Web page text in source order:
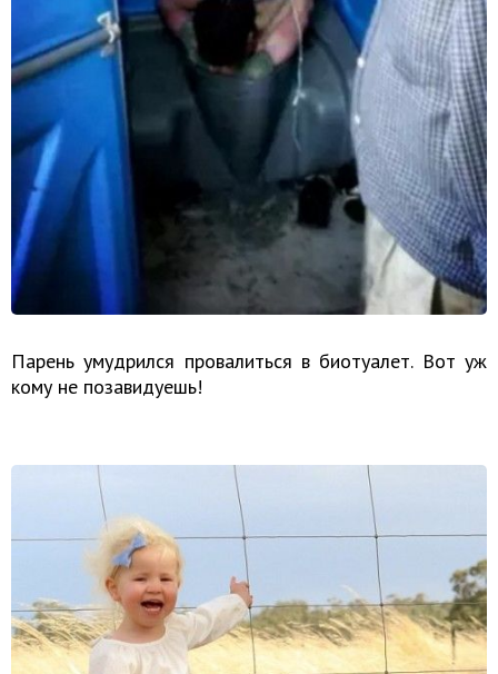
Парень умудрился провалиться в биотуалет. Вот уж
кому не позавидуешь!